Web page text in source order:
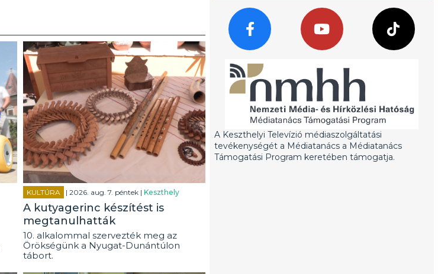
KULTÚRA | 2026. aug. 7. péntek | Keszthely
A kutyagerinc készítést is
megtanulhatták
10. alkalommal szervezték meg az
Örökségünk a Nyugat-Dunántúlon
tábort.
A Keszthelyi Televízió médiaszolgáltatási
tevékenységét a Médiatanács a Médiatanács
Támogatási Program keretében támogatja.